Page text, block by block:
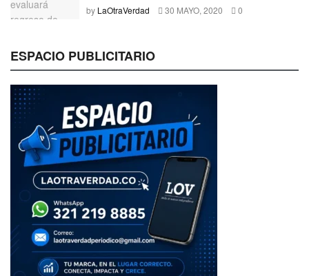
by LaOtraVerdad 30 MAYO, 2020 0
ESPACIO PUBLICITARIO